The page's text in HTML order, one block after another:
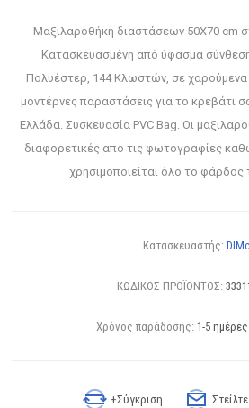
Μαξιλαροθήκη διαστάσεων 50Χ70 cm
Κατασκευασμένη από ύφασμα
Πολυέστερ, 144 Κλωστών, σε
μοντέρνες παραστάσεις για το κρεβάτι
Ελλάδα. Συσκευασία PVC Bag. Οι
διαφορετικές απο τις φωτογραφίες
χρησιμοποιείται όλο το
Κατασκευαστής:
ΚΩΔΙΚΟΣ ΠΡΟΪΟΝΤΟΣ:
Χρόνος παράδοσης: 1-5
+Σύγκριση